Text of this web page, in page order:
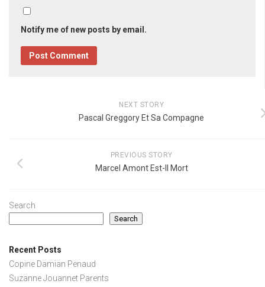
Notify me of new posts by email.
NEXT STORY
Pascal Greggory Et Sa Compagne
PREVIOUS STORY
Marcel Amont Est-Il Mort
Search
Search
Recent Posts
Copine Damian Penaud
Suzanne Jouannet Parents